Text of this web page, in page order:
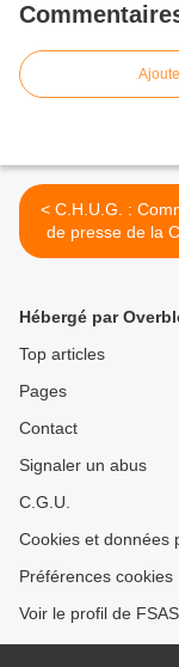
< C.H.U.G. : Communiqué
de presse de la
Hébergé par
Top articles
Pages
Contact
Signaler un abus
C.G.U.
Cookies et données
Préférences cookies
Voir le profil de